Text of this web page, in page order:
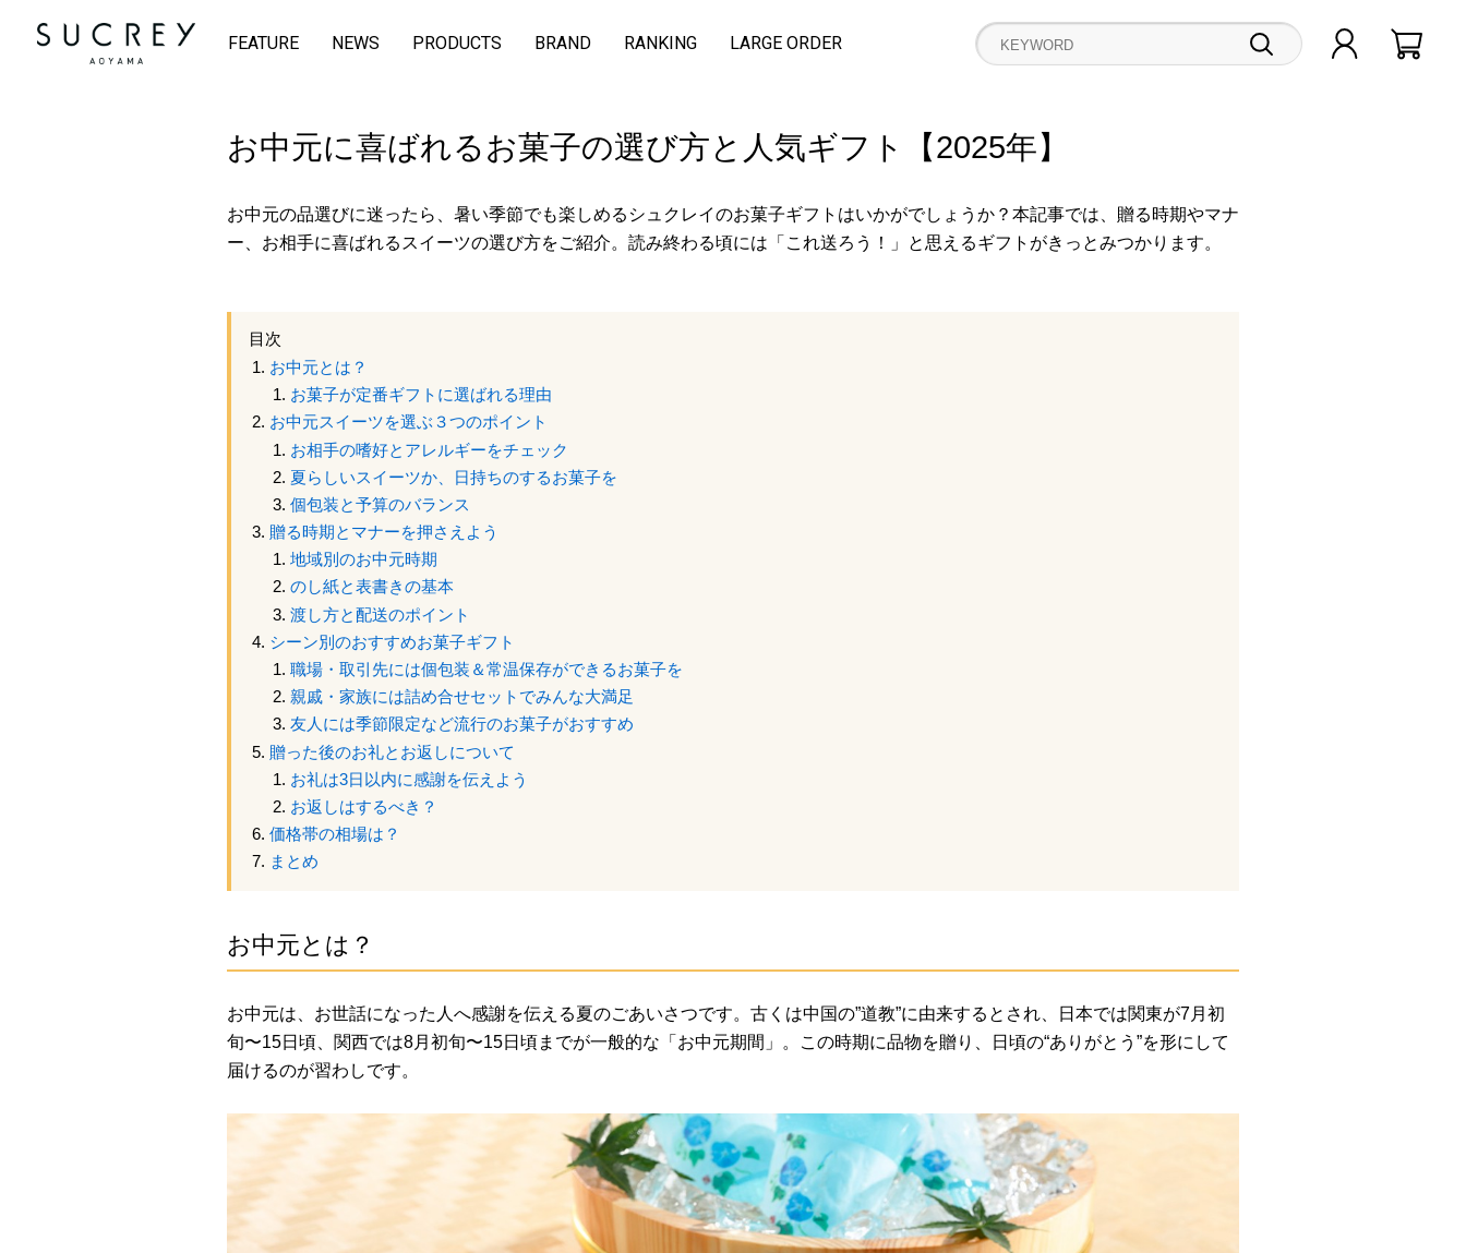
FEATURE NEWS PRODUCTS BRAND RANKING LARGE ORDER
お中元に喜ばれるお菓子の選び方と人気ギフト【2025年】
お中元の品選びに迷ったら、暑い季節でも楽しめるシュクレイのお菓子ギフトはいかがでしょうか？本記事では、贈る時期やマナ
ー、お相手に喜ばれるスイーツの選び方をご紹介。読み終わる頃には「これ送ろう！」と思えるギフトがきっとみつかります。
目次
お中元とは？
お菓子が定番ギフトに選ばれる理由
お中元スイーツを選ぶ３つのポイント
お相手の嗜好とアレルギーをチェック
夏らしいスイーツか、日持ちのするお菓子を
個包装と予算のバランス
贈る時期とマナーを押さえよう
地域別のお中元時期
のし紙と表書きの基本
渡し方と配送のポイント
シーン別のおすすめお菓子ギフト
職場・取引先には個包装＆常温保存ができるお菓子を
親戚・家族には詰め合せセットでみんな大満足
友人には季節限定など流行のお菓子がおすすめ
贈った後のお礼とお返しについて
お礼は3日以内に感謝を伝えよう
お返しはするべき？
価格帯の相場は？
まとめ
お中元とは？
お中元は、お世話になった人へ感謝を伝える夏のごあいさつです。古くは中国の”道教”に由来するとされ、日本では関東が7月初
旬〜15日頃、関西では8月初旬〜15日頃までが一般的な「お中元期間」。この時期に品物を贈り、日頃の“ありがとう”を形にして
届けるのが習わしです。